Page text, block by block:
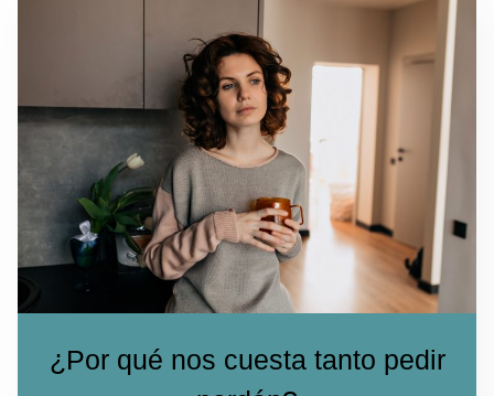
¿Por qué nos cuesta tanto pedir